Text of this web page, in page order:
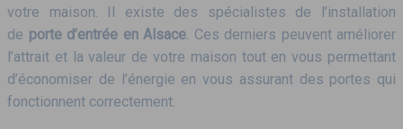
votre maison. Il existe des spécialistes de l’installation
de porte d’entrée en Alsace. Ces derniers peuvent améliorer
l’attrait et la valeur de votre maison tout en vous permettant
d’économiser de l’énergie en vous assurant des portes qui
fonctionnent correctement.